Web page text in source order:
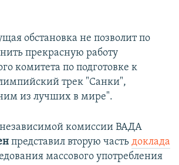
обстановка не позволит по
прекрасную работу
комитета по подготовке к
трек "Санки",
из лучших в мире".
независимой комиссии ВАДА
представил вторую часть доклада
массового употребления